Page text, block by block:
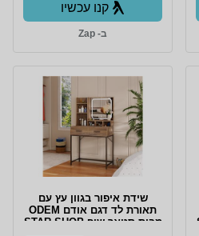
קנו עכשיו
ב- Zap
שידת איפור בגוון עץ עם
תאורת לד דגם אודם ODEM
מבית סטאר שופ STAR SHOP